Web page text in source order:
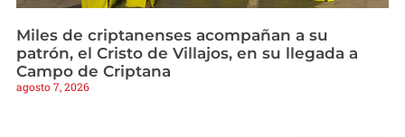
Miles de criptanenses acompañan a su
patrón, el Cristo de Villajos, en su llegada a
Campo de Criptana
agosto 7, 2026